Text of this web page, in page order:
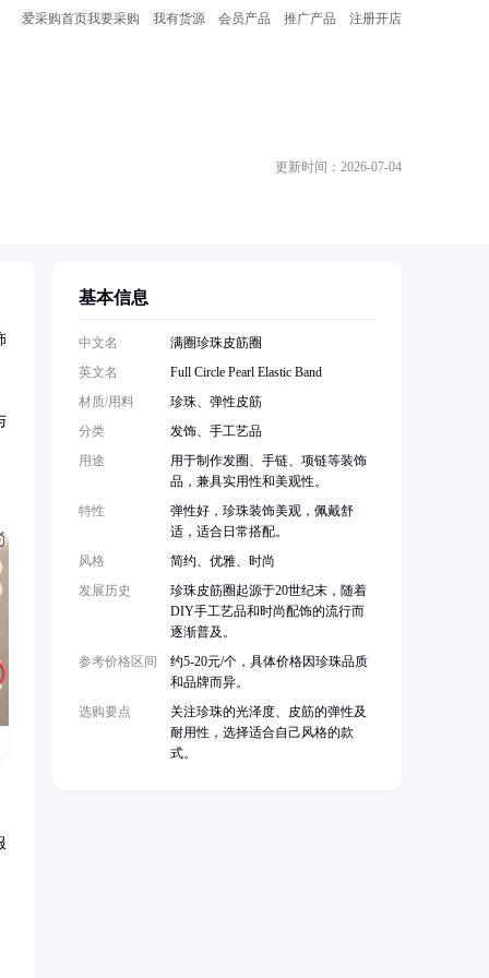
爱采购首页我要采购 我有货源 会员产品 推广产品 注册开店
更新时间：2026-07-04
基本信息
中文名
满圈珍珠皮筋圈
英文名
Full Circle Pearl Elastic Band
材质/用料
珍珠、弹性皮筋
分类
发饰、手工艺品
用途
用于制作发圈、手链、项链等装饰
品，兼具实用性和美观性。
特性
弹性好，珍珠装饰美观，佩戴舒
适，适合日常搭配。
风格
简约、优雅、时尚
发展历史
珍珠皮筋圈起源于20世纪末，随着
DIY手工艺品和时尚配饰的流行而
逐渐普及。
参考价格区间
约5-20元/个，具体价格因珍珠品质
和品牌而异。
选购要点
关注珍珠的光泽度、皮筋的弹性及
耐用性，选择适合自己风格的款
式。